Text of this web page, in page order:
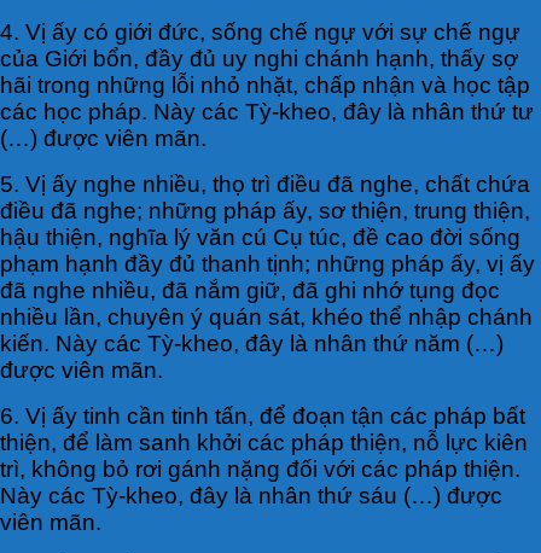
4. Vị ấy có giới đức, sống chế ngự với sự chế ngự
của Giới bổn, đầy đủ uy nghi chánh hạnh, thấy sợ
hãi trong những lỗi nhỏ nhặt, chấp nhận và học tập
các học pháp. Này các Tỳ-kheo, đây là nhân thứ tư
(…) được viên mãn.
5. Vị ấy nghe nhiều, thọ trì điều đã nghe, chất chứa
điều đã nghe; những pháp ấy, sơ thiện, trung thiện,
hậu thiện, nghĩa lý văn cú Cụ túc, đề cao đời sống
phạm hạnh đầy đủ thanh tịnh; những pháp ấy, vị ấy
đã nghe nhiều, đã nắm giữ, đã ghi nhớ tụng đọc
nhiều lần, chuyên ý quán sát, khéo thể nhập chánh
kiến. Này các Tỳ-kheo, đây là nhân thứ năm (…)
được viên mãn.
6. Vị ấy tinh cần tinh tấn, để đoạn tận các pháp bất
thiện, để làm sanh khởi các pháp thiện, nỗ lực kiên
trì, không bỏ rơi gánh nặng đối với các pháp thiện.
Này các Tỳ-kheo, đây là nhân thứ sáu (…) được
viên mãn.